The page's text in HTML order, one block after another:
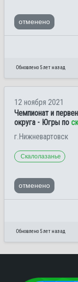
отменено
Обновлено 5 лет назад
12 ноября 2021
Чемпионат и
округа - Югры по
г.Нижневартовск
Скалолазанье
отменено
Обновлено 5 лет назад